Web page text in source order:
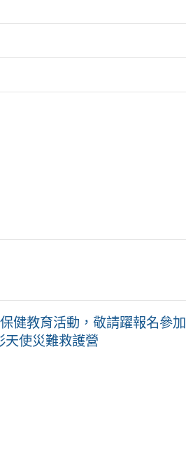
健教育活動，敬請躍報名參加
天使災難救護營